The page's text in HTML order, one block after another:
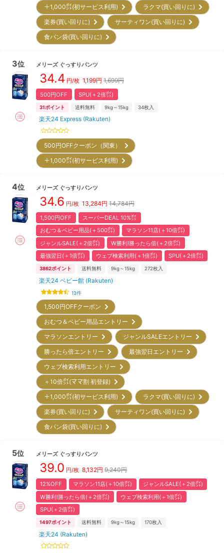
＋1,000㌽(初サービス利用)
ラクマ(買い回りに)
楽券(買い回りに)
サーティワン(買い回りに)
食パン袋(買い回りに)
3位 メリーズ ぐっすりパンツ
34.4 円/枚 1,199円 1,699円
500円OFF SPU(＋2倍㌽)
31ポイント 送料無料 9kg～15kg 34枚入
楽天24 Express (Rakuten)
500円OFFクーポン（関東）
＋1,000㌽(初サービス利用)
4位 メリーズ ぐっすりパンツ
34.6 円/枚 13,284円 14,784円
1,500円OFF
スーパーDEAL 10%㌽
おむつ＆ベビー用品(＋500㌽)
マラソン11店(＋10倍㌽)
ジャンルSALE(＋2倍㌽)
W勝利!勝ったら倍(＋2倍㌽)
最強翌日(＋1倍㌽)
ウェブ検索利用(＋1倍㌽) SPU(＋2倍㌽)
3862ポイント 送料無料 9kg～15kg 272枚入
楽天24 ベビー館 (Rakuten)
13件
1,500円OFFクーポン
おむつ＆ベビー用品エントリー
マラソンエントリー
ジャンルSALEエントリー
勝ったら倍エントリー
最強翌日エントリー
ウェブ検索利用エントリー
＋10倍㌽(ママ割 初登録)
＋1,000㌽(初サービス利用)
ラクマ(買い回りに)
楽券(買い回りに)
サーティワン(買い回りに)
食パン袋(買い回りに)
5位 メリーズ ぐっすりパンツ
39.0 円/枚 8,132円 9,240円
12%OFF マラソン11店(＋10倍㌽)
ジャンルSALE(＋2倍㌽)
W勝利!勝ったら倍(＋2倍㌽)
ウェブ検索利用(＋1倍㌽)
SPU(＋2倍㌽)
1497ポイント 送料無料 9kg～15kg 170枚入
楽天24 (Rakuten)